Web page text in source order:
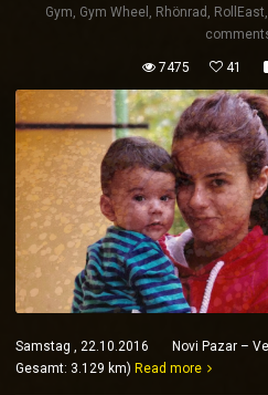
Gym, Gym Wheel , Rhönrad , RollEast,
7475 41
Samstag , 22.10.2016 Novi Pazar –
Gesamt: 3.129 km) Read more